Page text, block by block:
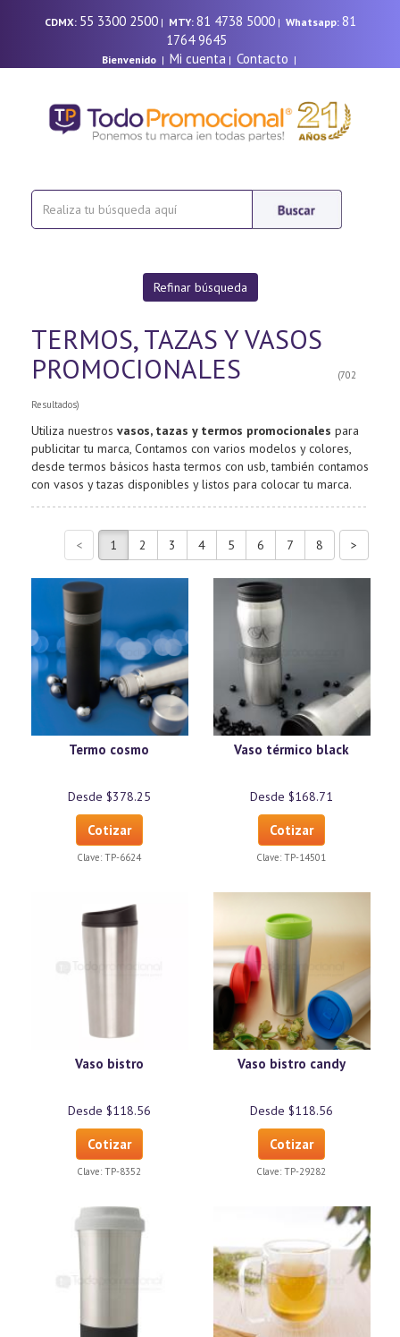
CDMX: 55 3300 2500| MTY: 81 4738 5000| Whatsapp: 81
1764 9645
Bienvenido| Mi cuenta | Contacto |
Refinar búsqueda
TERMOS, TAZAS Y VASOS
PROMOCIONALES
(702
Resultados)
Utiliza nuestros vasos, tazas y termos promocionales para
publicitar tu marca, Contamos con varios modelos y colores,
desde termos básicos hasta termos con usb, también contamos
con vasos y tazas disponibles y listos para colocar tu marca.
Termo cosmo
Desde $378.25
Cotizar
Clave: TP-6624
Vaso térmico black
Desde $168.71
Cotizar
Clave: TP-14501
Vaso bistro
Desde $118.56
Cotizar
Clave: TP-8352
Vaso bistro candy
Desde $118.56
Cotizar
Clave: TP-29282